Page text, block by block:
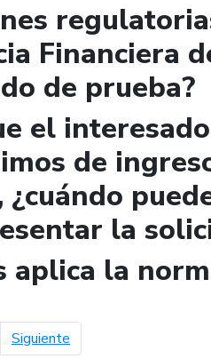
Financiera
de prueba?
el
de
la
la
Siguiente